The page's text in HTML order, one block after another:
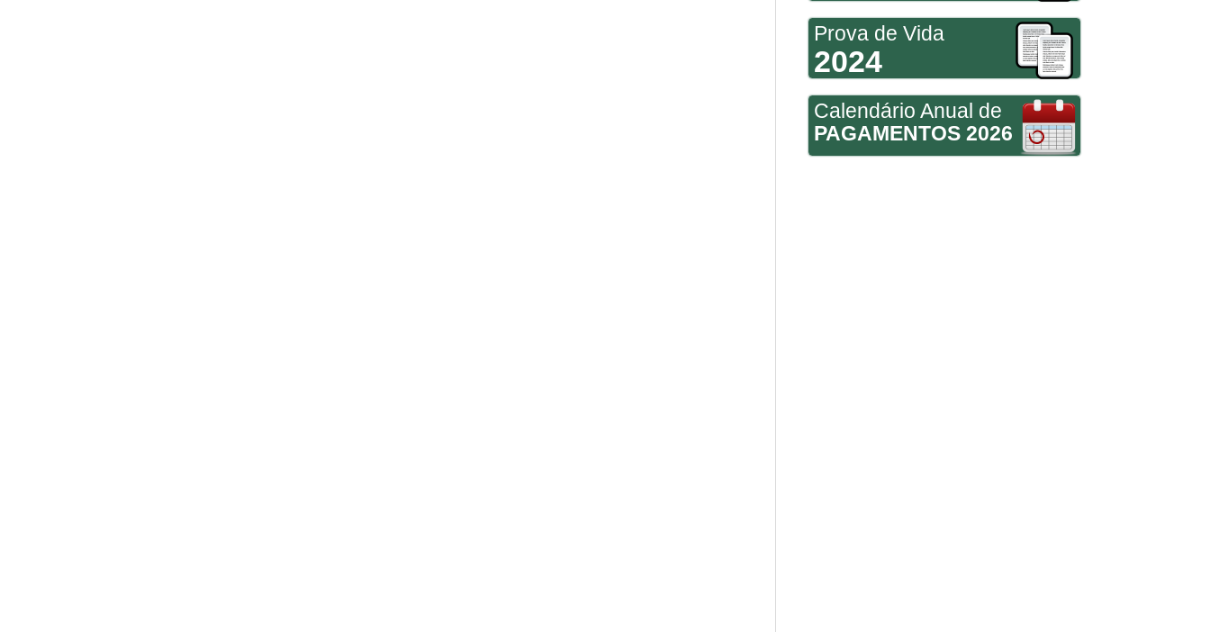
Prova de Vida
2024
Calendário Anual de
PAGAMENTOS 2026